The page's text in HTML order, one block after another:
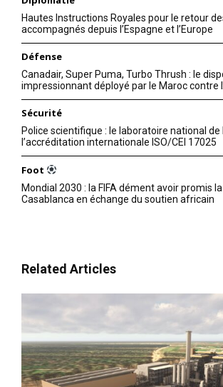
Hautes Instructions Royales pour le retour
accompagnés depuis l’Espagne et l’Europe
Défense
Canadair, Super Puma, Turbo Thrush : le
impressionnant déployé par le Maroc
Sécurité
Police scientifique : le laboratoire national de
l’accréditation internationale ISO/CEI 17025
Foot
Mondial 2030 : la FIFA dément avoir promis
Casablanca en échange du soutien africain
Related Articles